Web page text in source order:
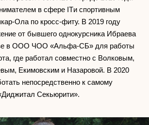
в сфере ITи спортивным
Ола по кросс-фиту. В 2019 году
от бывшего однокурсника Ибраева
в ООО ЧОО «Альфа-СБ» для работы
где работал совместно с Волковым,
Екимовским и Назаровой. В 2020
непосредственно к самому
Секьюрити».